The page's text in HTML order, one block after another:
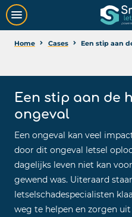
Home Cases Een stip aan
Een stip aan de
ongeval
Een ongeval kan veel
door dit ongeval letsel
dagelijks leven niet kan
gewend was. Uiteraard
letselschadespecialisten
weg te helpen en zorgen